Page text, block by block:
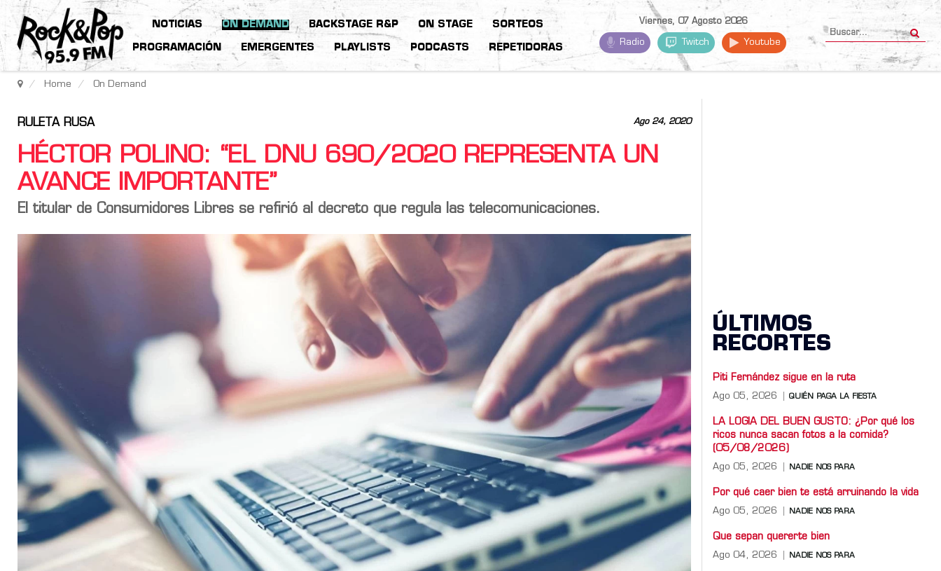
NOTICIAS ON DEMAND BACKSTAGE R&P ON STAGE SORTEOS
PROGRAMACIÓN EMERGENTES PLAYLISTS PODCASTS REPETIDORAS
Viernes, 07 Agosto 2026
Radio Twitch Youtube
Home On Demand
Ago 24, 2020
RULETA RUSA
HÉCTOR POLINO: “EL DNU 690/2020 REPRESENTA UN
AVANCE IMPORTANTE”
El titular de Consumidores Libres se refirió al decreto que regula las telecomunicaciones.
ÚLTIMOS
RECORTES
Piti Fernández sigue en la ruta
Ago 05, 2026 QUIÉN PAGA LA FIESTA
LA LOGIA DEL BUEN GUSTO: ¿Por qué los
ricos nunca sacan fotos a la comida?
(05/08/2026)
Ago 05, 2026 NADIE NOS PARA
Por qué caer bien te está arruinando la vida
Ago 05, 2026 NADIE NOS PARA
Que sepan quererte bien
Ago 04, 2026 NADIE NOS PARA